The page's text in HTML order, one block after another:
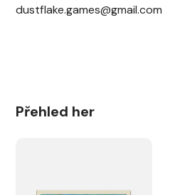
dustflake.games@gmail.com
Přehled her